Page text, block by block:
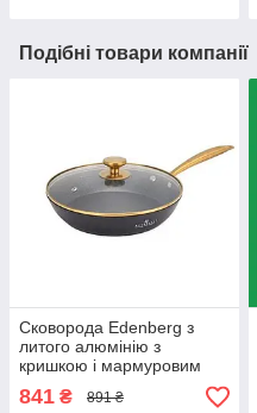
Подібні товари компанії
Сковорода Edenberg з
литого алюмінію з
кришкою і мармуровим
антипригарним покриттям
22 см (EB-3417)
841 ₴ 891 ₴